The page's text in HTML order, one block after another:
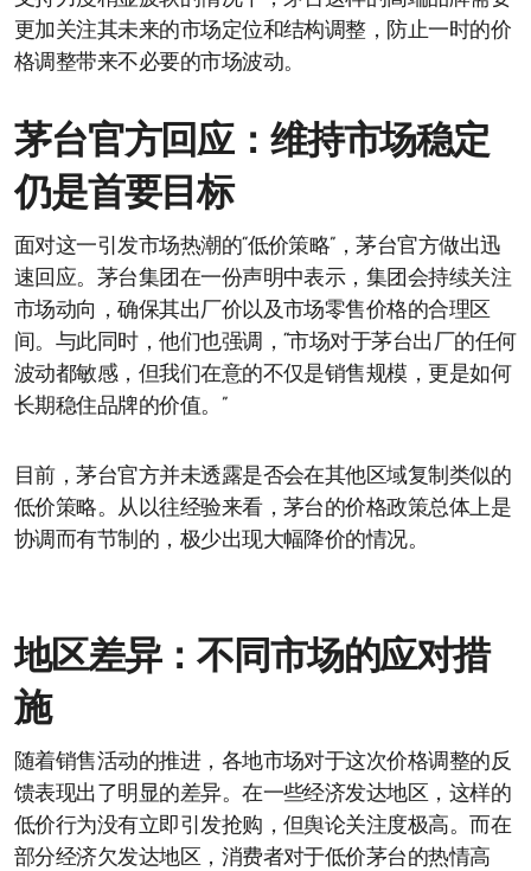
更加关注其未来的市场定位和结构调整，防止一时的价
格调整带来不必要的市场波动。
茅台官方回应：维持市场稳定
仍是首要目标
面对这一引发市场热潮的“低价策略”，茅台官方做出迅
速回应。茅台集团在一份声明中表示，集团会持续关注
市场动向，确保其出厂价以及市场零售价格的合理区
间。与此同时，他们也强调，“市场对于茅台出厂的任何
波动都敏感，但我们在意的不仅是销售规模，更是如何
长期稳住品牌的价值。”
目前，茅台官方并未透露是否会在其他区域复制类似的
低价策略。从以往经验来看，茅台的价格政策总体上是
协调而有节制的，极少出现大幅降价的情况。
地区差异：不同市场的应对措
施
随着销售活动的推进，各地市场对于这次价格调整的反
馈表现出了明显的差异。在一些经济发达地区，这样的
低价行为没有立即引发抢购，但舆论关注度极高。而在
部分经济欠发达地区，消费者对于低价茅台的热情高